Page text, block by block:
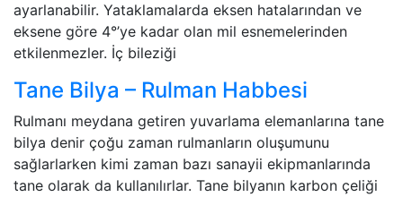
ayarlanabilir. Yataklamalarda eksen hatalarından ve
eksene göre 4°’ye kadar olan mil esnemelerinden
etkilenmezler. İç bileziği
Tane Bilya – Rulman Habbesi
Rulmanı meydana getiren yuvarlama elemanlarına tane
bilya denir çoğu zaman rulmanların oluşumunu
sağlarlarken kimi zaman bazı sanayii ekipmanlarında
tane olarak da kullanılırlar. Tane bilyanın karbon çeliği